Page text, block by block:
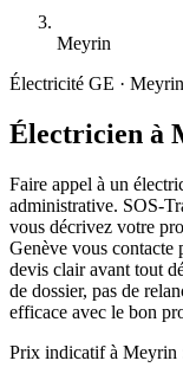
Meyrin
Électricité GE · Meyrin
Électricien à
Faire appel à un
administrative. SOS-
vous décrivez votre
Genève vous contacte
devis clair avant tout
de dossier, pas de
efficace avec le bon
Prix indicatif à Meyrin